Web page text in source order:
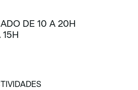
DE 10 A 20H